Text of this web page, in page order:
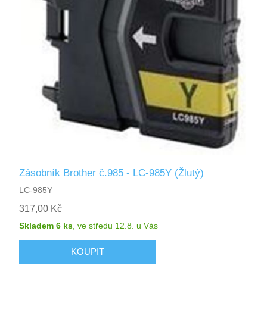
Zásobník Brother č.985 - LC-985Y (Žlutý)
LC-985Y
317,00 Kč
Skladem 6 ks ,ve středu 12.8. u Vás